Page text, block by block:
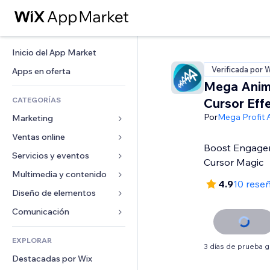
Inicio del App Market
Apps en oferta
CATEGORÍAS
Marketing
Anuncios
Móvil
Analíticas
Anuncios del sitio
Email
Ventas online
Apps para tiendas
Envíos y entregas
Botones de venta
Contabilidad
Cupones y fidelización
Servicios y eventos
Hoteles
Eventos
Restaurantes
Inmobiliarias
Reservas
Multimedia y contenido
Galerías
Música
Pódcast
Fotografía
Video
Diseño de elementos
Mapas y navegación
Privacidad y seguridad
Reloj
Plantillas para páginas
Formularios
Encuestas
EXPLORAR
Destacadas por Wix
Verificada por
Mega
Cursor
PorMega Profit
Boost
Cursor Magic
4.910
3 días de prueba